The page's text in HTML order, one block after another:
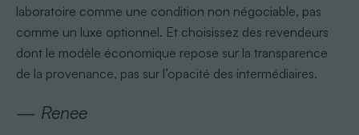
laboratoire comme une condition non négociable, pas
comme un luxe optionnel. Et choisissez des revendeurs
dont le modèle économique repose sur la transparence
de la provenance, pas sur l’opacité des intermédiaires.
— Renee